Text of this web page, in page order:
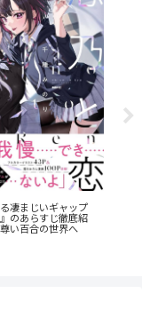
凄まじいギャップ
』のあらすじ徹底紹
い百合の世界へ